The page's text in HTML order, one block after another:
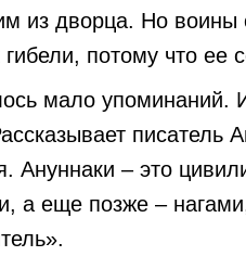
из дворца. Но воины
потому что ее
мало упоминаний.
– это
а еще позже –